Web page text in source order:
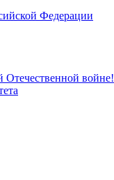
Федерации
Отечественной войне!